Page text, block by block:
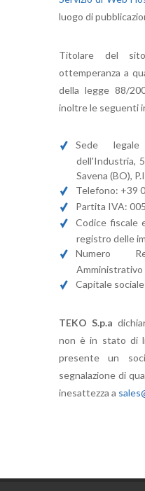
luogo di
Titolare del
ottemperanza a
della legge 88/
inoltre le seguenti
Sede
dell'Industria,
Savena (BO),
Telefono: +39
Partita IVA:
Codice fiscale
registro delle
Numero
Amministrativo
Capitale
TEKO S.p.a
non è in stato di
presente un
segnalazione di
inesattezza a